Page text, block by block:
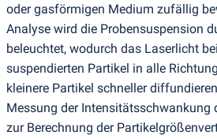
oder gasförmigen Medium zufällig
Analyse wird die Probensuspension
beleuchtet, wodurch das Laserlicht
suspendierten Partikel in alle
kleinere Partikel schneller
Messung der Intensitätsschwankung
zur Berechnung der